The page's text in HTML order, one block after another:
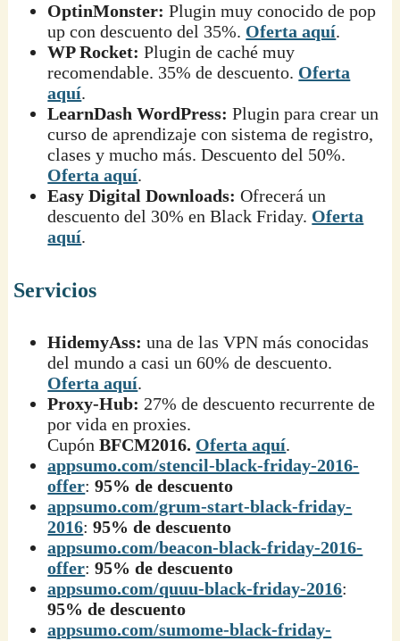
OptinMonster: Plugin muy conocido de pop
up con descuento del 35%. Oferta aquí.
WP Rocket: Plugin de caché muy
recomendable. 35% de descuento. Oferta
aquí.
LearnDash WordPress: Plugin para crear un
curso de aprendizaje con sistema de registro,
clases y mucho más. Descuento del 50%.
Oferta aquí.
Easy Digital Downloads: Ofrecerá un
descuento del 30% en Black Friday. Oferta
aquí.
Servicios
HidemyAss: una de las VPN más conocidas
del mundo a casi un 60% de descuento.
Oferta aquí.
Proxy-Hub: 27% de descuento recurrente de
por vida en proxies.
CupónBFCM2016. Oferta aquí.
appsumo.com/stencil-black-friday-2016-
offer:95% de descuento
appsumo.com/grum-start-black-friday-
2016:95% de descuento
appsumo.com/beacon-black-friday-2016-
offer:95% de descuento
appsumo.com/quuu-black-friday-2016:
95% de descuento
appsumo.com/sumome-black-friday-